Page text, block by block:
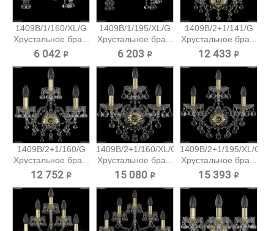
1409B/1/160/XL/G
Хрустальное бра...
6 042 ₽
1409B/1/195/XL/G
Хрустальное бра...
6 203 ₽
1409B/2+1/141/G
Хрустальное бра...
12 433 ₽
1409B/2+1/160/G
Хрустальное бра...
12 752 ₽
1409B/2+1/160/XL/G
Хрустальное бра...
15 080 ₽
1409B/2+1/195/XL/G
Хрустальное бра...
15 393 ₽